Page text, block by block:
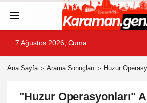
7 Ağustos 2026, Cuma
Ana Sayfa Arama Sonuçları Huzur
"Huzur Operasyonları"